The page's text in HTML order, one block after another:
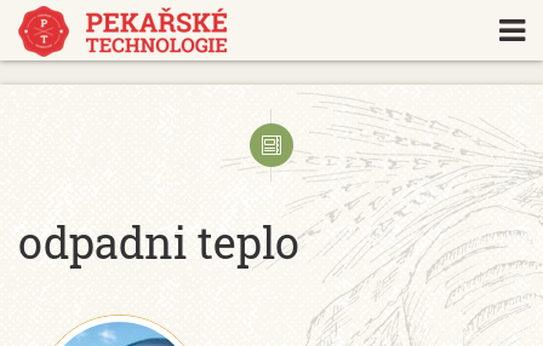
https://www.traditionrolex.com/18
odpadni teplo